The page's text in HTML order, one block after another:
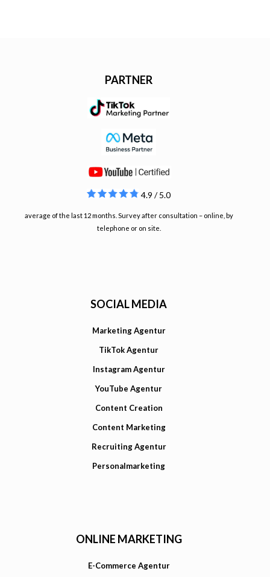
PARTNER
4.9 / 5.0
average of the last 12 months. Survey after consultation – online, by
telephone or on site.
SOCIAL MEDIA
Marketing Agentur
TikTok Agentur
Instagram Agentur
YouTube Agentur
Content Creation
Content Marketing
Recruiting Agentur
Personalmarketing
ONLINE MARKETING
E-Commerce Agentur